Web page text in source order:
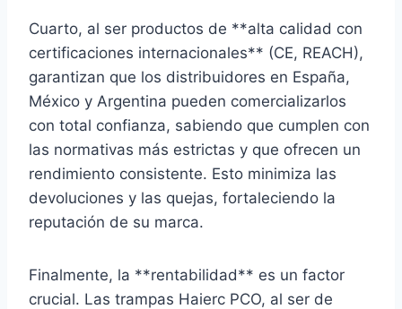
Cuarto, al ser productos de **alta calidad con
certificaciones internacionales** (CE, REACH),
garantizan que los distribuidores en España,
México y Argentina pueden comercializarlos
con total confianza, sabiendo que cumplen con
las normativas más estrictas y que ofrecen un
rendimiento consistente. Esto minimiza las
devoluciones y las quejas, fortaleciendo la
reputación de su marca.
Finalmente, la **rentabilidad** es un factor
crucial. Las trampas Haierc PCO, al ser de